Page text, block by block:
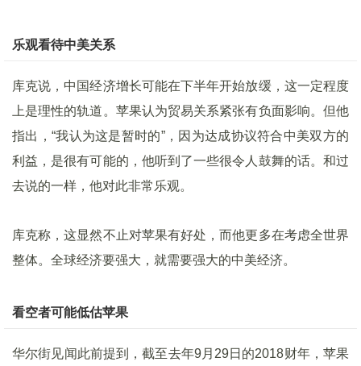
乐观看待中美关系
库克说，中国经济增长可能在下半年开始放缓，这一定程度
上是理性的轨道。苹果认为贸易关系紧张有负面影响。但他
指出，“我认为这是暂时的”，因为达成协议符合中美双方的
利益，是很有可能的，他听到了一些很令人鼓舞的话。和过
去说的一样，他对此非常乐观。
库克称，这显然不止对苹果有好处，而他更多在考虑全世界
整体。全球经济要强大，就需要强大的中美经济。
看空者可能低估苹果
华尔街见闻此前提到，截至去年9月29日的2018财年，苹果